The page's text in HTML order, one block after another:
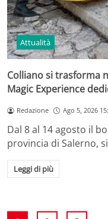
Attualità
Colliano si trasforma
Magic Experience
Redazione Ago 5, 2026
Dal 8 al 14 agosto il
provincia di Salerno,
Leggi di più